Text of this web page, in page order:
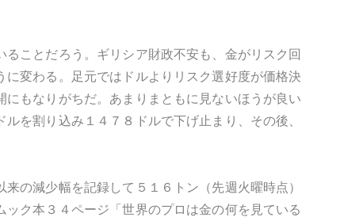
ことだろう。ギリシア財政不安も、金がリスク回
変わる。足元ではドルよりリスク選好度が価格決
もなりがちだ。あまりまともに見ないほうが良い
を割り込み１４７８ドルで下げ止まり、その後、
の減少幅を記録して５１６トン（先週火曜時点）
ク本３４ページ「世界のプロは金の何を見ている